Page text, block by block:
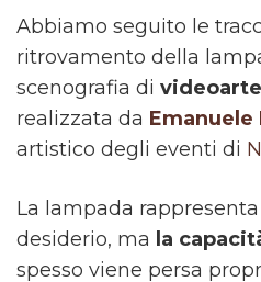
Abbiamo seguito le
ritrovamento della
scenografia di
realizzata da Emanuele
artistico degli eventi di
La lampada
desiderio, ma la
spesso viene persa